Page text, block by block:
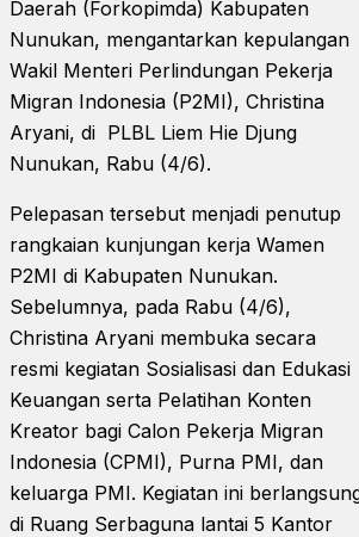
Daerah (Forkopimda) Kabupaten
Nunukan, mengantarkan kepulangan
Wakil Menteri Perlindungan Pekerja
Migran Indonesia (P2MI), Christina
Aryani, di PLBL Liem Hie Djung
Nunukan, Rabu (4/6).
Pelepasan tersebut menjadi penutup
rangkaian kunjungan kerja Wamen
P2MI di Kabupaten Nunukan.
Sebelumnya, pada Rabu (4/6),
Christina Aryani membuka secara
resmi kegiatan Sosialisasi dan Edukasi
Keuangan serta Pelatihan Konten
Kreator bagi Calon Pekerja Migran
Indonesia (CPMI), Purna PMI, dan
keluarga PMI. Kegiatan ini
di Ruang Serbaguna lantai 5 Kantor